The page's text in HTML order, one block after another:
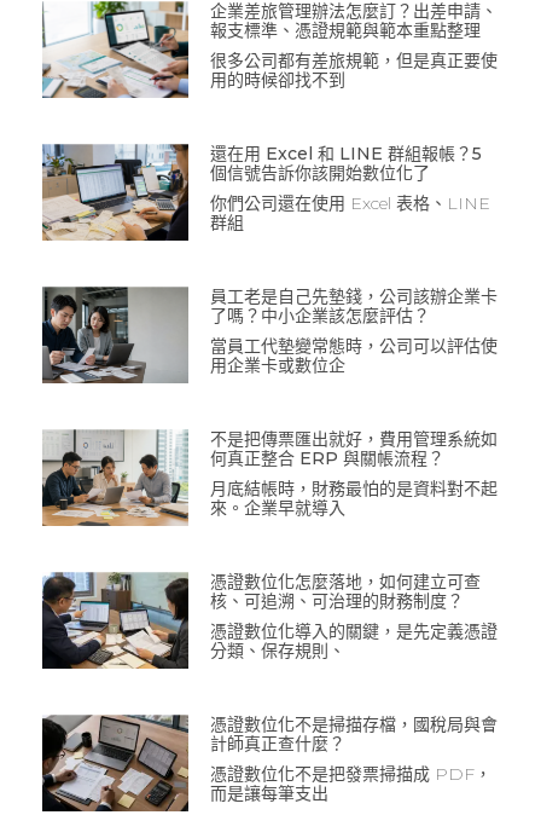
企業差旅管理辦法怎麼訂？出差申請、
報支標準、憑證規範與範本重點整理
很多公司都有差旅規範，但是真正要使
用的時候卻找不到
還在用 Excel 和 LINE 群組報帳？5
個信號告訴你該開始數位化了
你們公司還在使用 Excel 表格、LINE
群組
員工老是自己先墊錢，公司該辦企業卡
了嗎？中小企業該怎麼評估？
當員工代墊變常態時，公司可以評估使
用企業卡或數位企
不是把傳票匯出就好，費用管理系統如
何真正整合 ERP 與關帳流程？
月底結帳時，財務最怕的是資料對不起
來。企業早就導入
憑證數位化怎麼落地，如何建立可查
核、可追溯、可治理的財務制度？
憑證數位化導入的關鍵，是先定義憑證
分類、保存規則、
憑證數位化不是掃描存檔，國稅局與會
計師真正查什麼？
憑證數位化不是把發票掃描成 PDF，
而是讓每筆支出